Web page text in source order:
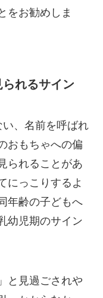
をお勧めしま
れるサイン
、名前を呼ばれ
おもちゃへの偏
られることがあ
にっこりするよ
年齢の子どもへ
幼児期のサイン
と見過ごされや